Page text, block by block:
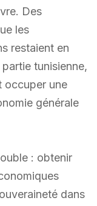
Des
les
restaient en
tunisienne,
occuper une
générale
: obtenir
dans